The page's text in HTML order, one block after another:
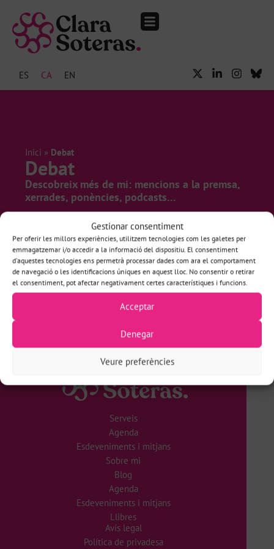
Gestionar consentiment
Per oferir les millors experiències, utilitzem tecnologies com les galetes per
emmagatzemar i/o accedir a la informació del dispositiu. El consentiment
d'aquestes tecnologies ens permetrà processar dades com ara el comportament
de navegació o les identificacions úniques en aquest lloc. No consentir o retirar
el consentiment, pot afectar negativament certes característiques i funcions.
Acceptar
Denegar
Veure preferències
ES CA EN
Inici » Debat
Debat
Descobreix més de mi: mencions a la premsa,
xerrades, ponències, podcasts…
No hi ha resultats
Carregar més esdeveniments
Serveis
Agenda
Esdeveniments i mitjans
Sobre mi
Blog
Agenda
Esdeveniments i mitjans
Llibres
Avís legal
Política de privadesa